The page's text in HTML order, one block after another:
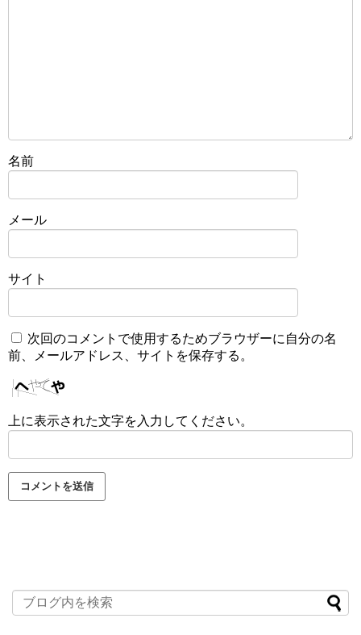
名前
メール
サイト
次回のコメントで使用するためブラウザーに自分の名
前、メールアドレス、サイトを保存する。
上に表示された文字を入力してください。